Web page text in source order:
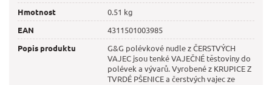
Hmotnost
0.51 kg
EAN
4311501003985
Popis produktu
G&G polévkové nudle z ČERSTVÝCH
VAJEC jsou tenké VAJEČNÉ těstoviny do
polévek a vývarů. Vyrobené z KRUPICE Z
TVRDÉ PŠENICE a čerstvých vajec ze